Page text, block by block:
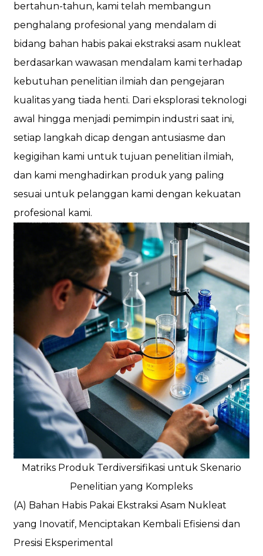
bertahun-tahun, kami telah membangun
penghalang profesional yang mendalam di
bidang bahan habis pakai ekstraksi asam nukleat
berdasarkan wawasan mendalam kami terhadap
kebutuhan penelitian ilmiah dan pengejaran
kualitas yang tiada henti. Dari eksplorasi teknologi
awal hingga menjadi pemimpin industri saat ini,
setiap langkah dicap dengan antusiasme dan
kegigihan kami untuk tujuan penelitian ilmiah,
dan kami menghadirkan produk yang paling
sesuai untuk pelanggan kami dengan kekuatan
profesional kami.
Matriks Produk Terdiversifikasi untuk Skenario
Penelitian yang Kompleks
(A) Bahan Habis Pakai Ekstraksi Asam Nukleat
yang Inovatif, Menciptakan Kembali Efisiensi dan
Presisi Eksperimental